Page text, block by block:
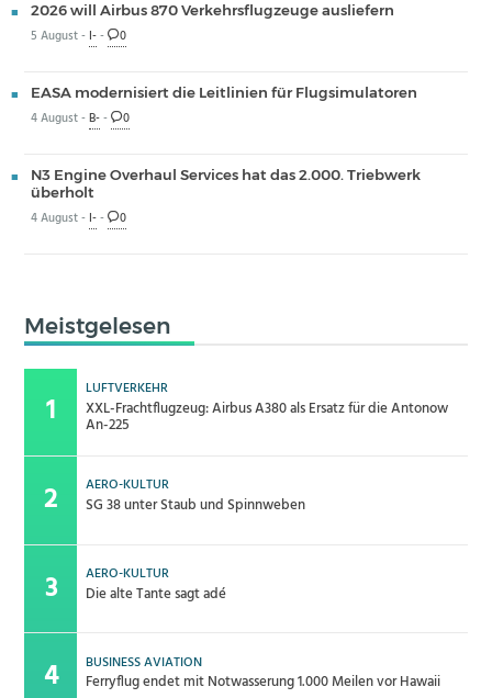
2026 will Airbus 870 Verkehrsflugzeuge ausliefern
5 August - I-- 0
EASA modernisiert die Leitlinien für Flugsimulatoren
4 August -B-- 0
N3 Engine Overhaul Services hat das 2.000. Triebwerk
überholt
4 August - I-- 0
Meistgelesen
LUFTVERKEHR
XXL-Frachtflugzeug: Airbus A380 als Ersatz für die Antonow
An-225
AERO-KULTUR
SG 38 unter Staub und Spinnweben
AERO-KULTUR
Die alte Tante sagt adé
BUSINESS AVIATION
Ferryflug endet mit Notwasserung 1.000 Meilen vor Hawaii